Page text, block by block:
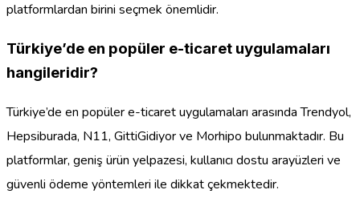
platformlardan birini seçmek önemlidir.
Türkiye’de en popüler e-ticaret uygulamaları
hangileridir?
Türkiye’de en popüler e-ticaret uygulamaları arasında Trendyol,
Hepsiburada, N11, GittiGidiyor ve Morhipo bulunmaktadır. Bu
platformlar, geniş ürün yelpazesi, kullanıcı dostu arayüzleri ve
güvenli ödeme yöntemleri ile dikkat çekmektedir.